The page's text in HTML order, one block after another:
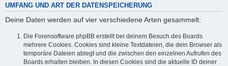
UMFANG UND ART DER DATENSPEICHERUNG
Deine Daten werden auf vier verschiedene Arten gesammelt:
Die Forensoftware phpBB erstellt bei deinem Besuch des Boards
mehrere Cookies. Cookies sind kleine Textdateien, die dein Browser als
temporäre Dateien ablegt und die zwischen den einzelnen Aufrufen des
Boards erhalten bleiben. In diesen Cookies sind die aktuelle ID deiner